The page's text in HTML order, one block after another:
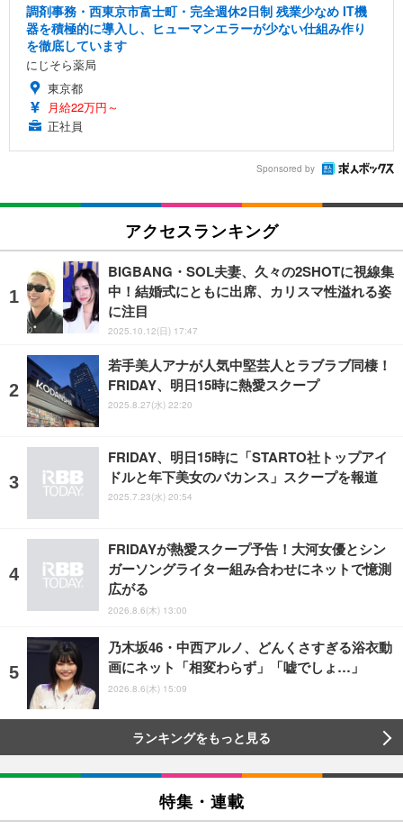
調剤事務・西東京市富士町・完全週休2日制 残業少なめ IT機
器を積極的に導入し、ヒューマンエラーが少ない仕組み作り
を徹底しています
にじそら薬局
東京都
月給22万円～
正社員
Sponsored by
アクセスランキング
BIGBANG・SOL夫妻、久々の2SHOTに視線集
中！結婚式にともに出席、カリスマ性溢れる姿
に注目
2025.10.12(日) 17:47
若手美人アナが人気中堅芸人とラブラブ同棲！
FRIDAY、明日15時に熱愛スクープ
2025.8.27(水) 22:20
FRIDAY、明日15時に「STARTO社トップアイ
ドルと年下美女のバカンス」スクープを報道
2025.7.23(水) 20:54
FRIDAYが熱愛スクープ予告！大河女優とシン
ガーソングライター組み合わせにネットで憶測
広がる
2026.8.6(木) 13:00
乃木坂46・中西アルノ、どんくさすぎる浴衣動
画にネット「相変わらず」「嘘でしょ…」
2026.8.6(木) 15:09
ランキングをもっと見る
特集・連載